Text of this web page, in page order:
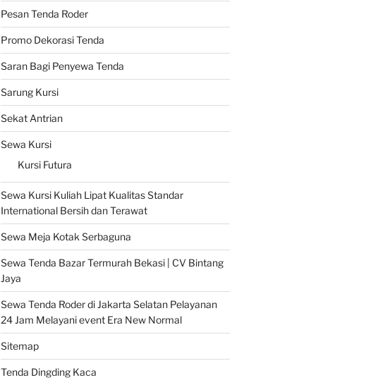
Pesan Tenda Roder
Promo Dekorasi Tenda
Saran Bagi Penyewa Tenda
Sarung Kursi
Sekat Antrian
Sewa Kursi
Kursi Futura
Sewa Kursi Kuliah Lipat Kualitas Standar
International Bersih dan Terawat
Sewa Meja Kotak Serbaguna
Sewa Tenda Bazar Termurah Bekasi | CV Bintang
Jaya
Sewa Tenda Roder di Jakarta Selatan Pelayanan
24 Jam Melayani event Era New Normal
Sitemap
Tenda Dingding Kaca